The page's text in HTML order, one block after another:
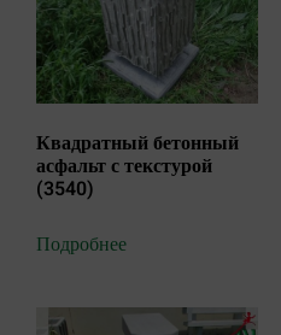
Квадратный бетонный
асфальт с текстурой
(3540)
Подробнее